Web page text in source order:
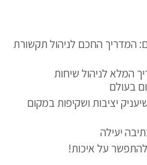
המדריך החכם לניהול תקשורת
המלא לניהול שיחות
בעולם
יציבות ושקיפות במקום
להתפשר על איכות!